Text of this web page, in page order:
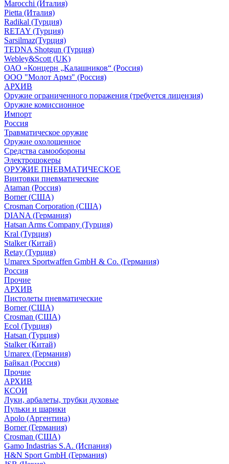
Marocchi (Италия)
Pietta (Италия)
Radikal (Турция)
RETAY (Турция)
Sarsilmaz(Турция)
TEDNA Shotgun (Турция)
Webley&Scott (UK)
ОАО «Концерн „Калашников“ (Россия)
ООО "Молот Армз" (Россия)
АРХИВ
Оружие ограниченного поражения (требуется лицензия)
Оружие комиссионное
Импорт
Россия
Травматическое оружие
Оружие охолощенное
Средства самообороны
Электрошокеры
ОРУЖИЕ ПНЕВМАТИЧЕСКОЕ
Винтовки пневматические
Ataman (Россия)
Borner (США)
Crosman Corporation (США)
DIANA (Германия)
Hatsan Arms Company (Турция)
Kral (Турция)
Stalker (Китай)
Retay (Турция)
Umarex Sportwaffen GmbH & Co. (Германия)
Россия
Прочие
АРХИВ
Пистолеты пневматические
Borner (США)
Crosman (США)
Ecol (Турция)
Hatsan (Турция)
Stalker (Китай)
Umarex (Германия)
Байкал (Россия)
Прочие
АРХИВ
КСОИ
Луки, арбалеты, трубки духовые
Пульки и шарики
Apolo (Аргентина)
Borner (Германия)
Crosman (США)
Gamo Indastrias S.A. (Испания)
H&N Sport GmbH (Германия)